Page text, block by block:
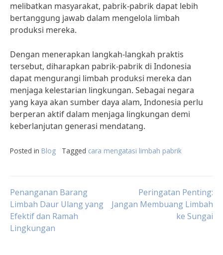
melibatkan masyarakat, pabrik-pabrik dapat lebih
bertanggung jawab dalam mengelola limbah
produksi mereka.
Dengan menerapkan langkah-langkah praktis
tersebut, diharapkan pabrik-pabrik di Indonesia
dapat mengurangi limbah produksi mereka dan
menjaga kelestarian lingkungan. Sebagai negara
yang kaya akan sumber daya alam, Indonesia perlu
berperan aktif dalam menjaga lingkungan demi
keberlanjutan generasi mendatang.
Posted in Blog Tagged cara mengatasi limbah pabrik
Post
navigation
Penanganan Barang
Limbah Daur Ulang yang
Efektif dan Ramah
Lingkungan
Peringatan Penting:
Jangan Membuang Limbah
ke Sungai